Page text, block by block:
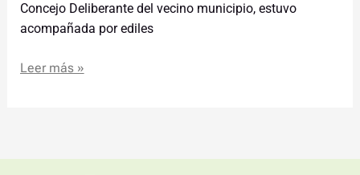
Concejo Deliberante del vecino municipio, estuvo
acompañada por ediles
Leer más »